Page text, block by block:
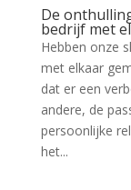
De
bedrijf met
Hebben onze
met elkaar
dat er een
andere, de
persoonlijke
het...